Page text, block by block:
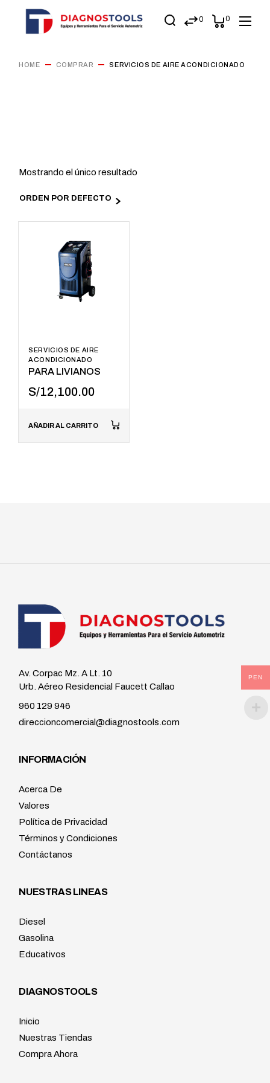
0 0
HOME COMPRAR SERVICIOS DE AIRE ACONDICIONADO
Mostrando el único resultado
ORDEN POR DEFECTO
SERVICIOS DE AIRE
ACONDICIONADO
PARA LIVIANOS
S/12,100.00
AÑADIR AL CARRITO
Av. Corpac Mz. A Lt. 10
Urb. Aéreo Residencial Faucett Callao
960 129 946
direccioncomercial@diagnostools.com
INFORMACIÓN
Acerca De
Valores
Política de Privacidad
Términos y Condiciones
Contáctanos
NUESTRAS LINEAS
Diesel
Gasolina
Educativos
DIAGNOSTOOLS
Inicio
Nuestras Tiendas
Compra Ahora
PEN